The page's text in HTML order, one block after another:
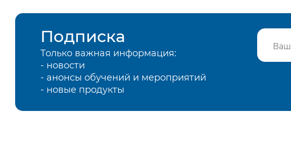
Подписка
Только важная информация:
- новости
- анонсы обучений и мероприятий
- новые продукты